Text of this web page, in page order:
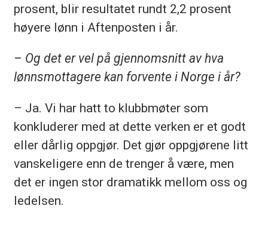
prosent, blir resultatet rundt 2,2 prosent
høyere lønn i Aftenposten i år.
– Og det er vel på gjennomsnitt av hva
lønnsmottagere kan forvente i Norge i år?
– Ja. Vi har hatt to klubbmøter som
konkluderer med at dette verken er et godt
eller dårlig oppgjør. Det gjør oppgjørene litt
vanskeligere enn de trenger å være, men
det er ingen stor dramatikk mellom oss og
ledelsen.